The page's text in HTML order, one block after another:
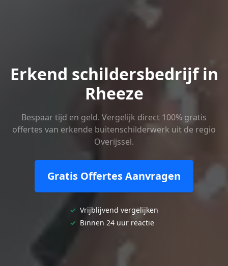
Erkend schildersbedrijf in
Rheeze
Bespaar tijd en geld. Vergelijk direct 100% gratis
offertes van erkende buitenschilderwerk uit de regio
Overijssel.
Gratis Offertes Aanvragen
✓ Vrijblijvend vergelijken
✓ Binnen 24 uur reactie